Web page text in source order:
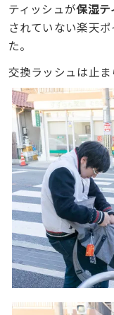
ティッシュが保湿テ
されていない楽天
た。
交換ラッシュは止